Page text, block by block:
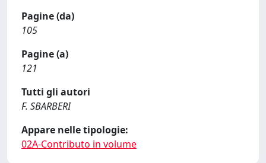
Pagine (da)
105
Pagine (a)
121
Tutti gli autori
F. SBARBERI
Appare nelle tipologie:
02A-Contributo in volume